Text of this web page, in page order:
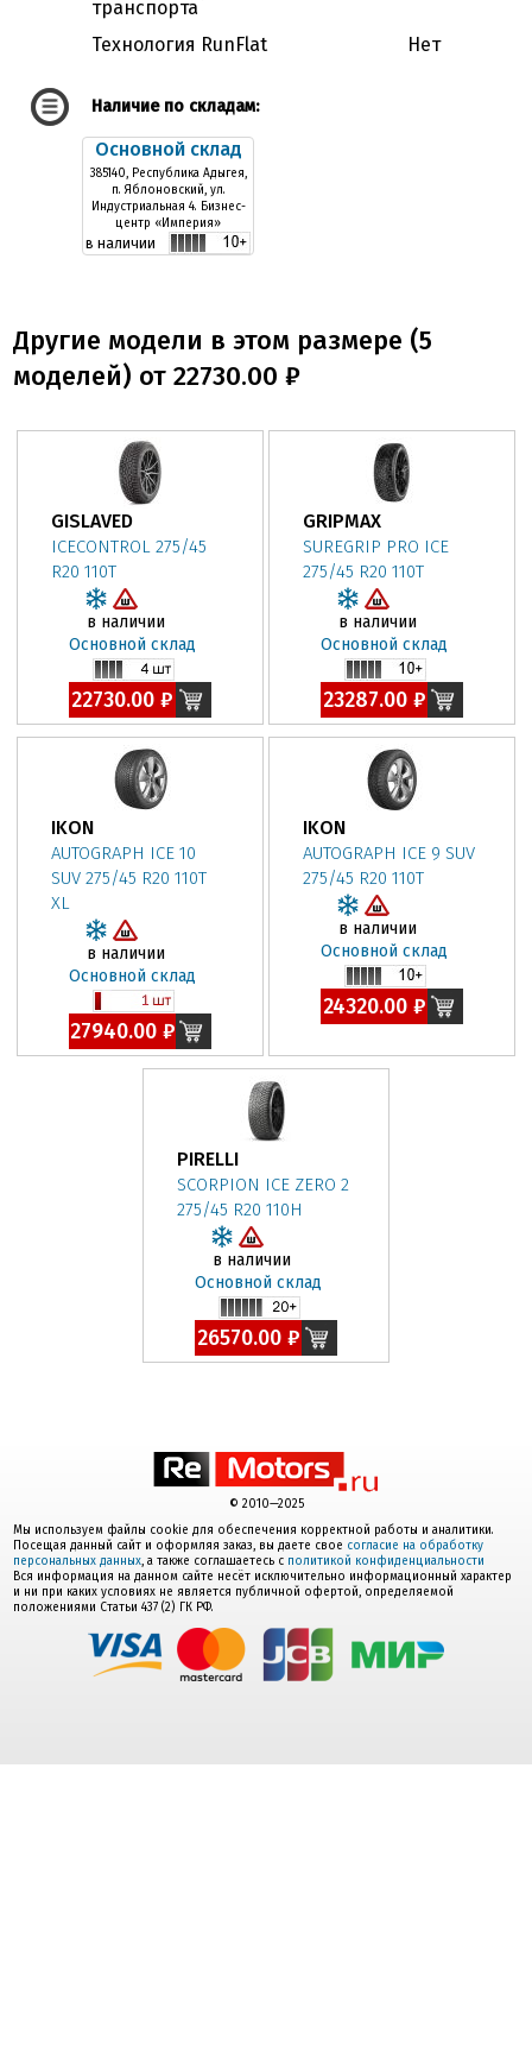
транспорта
Технология RunFlat Нет
Наличие по складам:
Основной склад
385140, Республика Адыгея,
п. Яблоновский, ул.
Индустриальная 4. Бизнес-
центр «Империя»
в наличии
Другие модели в этом размере (5
моделей) от 22730.00 ₽
GISLAVED
ICECONTROL 275/45
R20 110T
в наличии
Основной склад
22730.00 ₽
GRIPMAX
SUREGRIP PRO ICE
275/45 R20 110T
в наличии
Основной склад
23287.00 ₽
IKON
AUTOGRAPH ICE 10
SUV 275/45 R20 110T
XL
в наличии
Основной склад
27940.00 ₽
IKON
AUTOGRAPH ICE 9 SUV
275/45 R20 110T
в наличии
Основной склад
24320.00 ₽
PIRELLI
SCORPION ICE ZERO 2
275/45 R20 110H
в наличии
Основной склад
26570.00 ₽
© 2010—2025
Мы используем файлы cookie для обеспечения корректной работы и аналитики.
Посещая данный сайт и оформляя заказ, вы даете свое согласие на обработку
персональных данных, а также соглашаетесь с политикой конфиденциальности
Вся информация на данном сайте несёт исключительно информационный характер
и ни при каких условиях не является публичной офертой, определяемой
положениями Статьи 437 (2) ГК РФ.